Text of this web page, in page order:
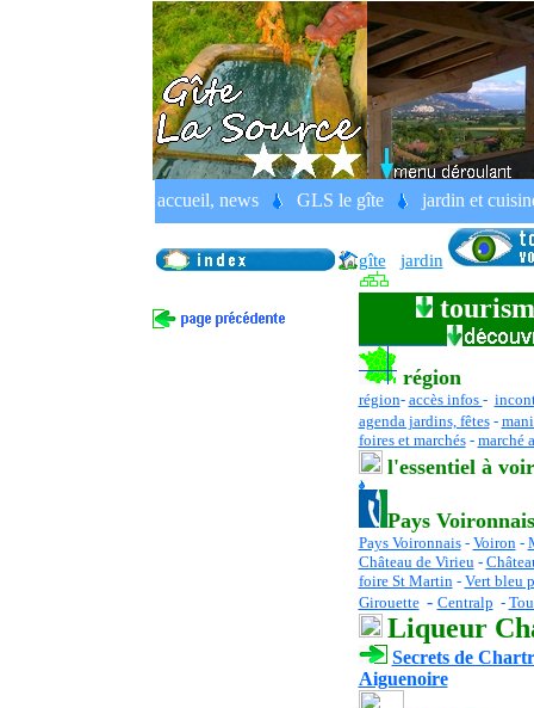
accueil, news GLS le gîte jardin et
secrets de Chartreuse, Grande
gîte jardin
région
région- accès infos -
agenda jardins, fêtes -
foires et marchés- marché
l'essentiel à voir
Pays Voironnais
Pays Voironnais- Voiron-
Château de Virieu-
foire St Martin- Vert bleu
Girouette - Centralp -
Liqueur
Secrets de
Aiguenoire